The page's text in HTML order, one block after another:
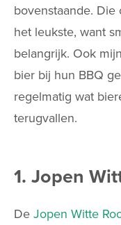
bovenstaande.
het leukste, want
belangrijk. Ook
bier bij hun BBQ
regelmatig wat
terugvallen.
1. Jopen
De Jopen Witte